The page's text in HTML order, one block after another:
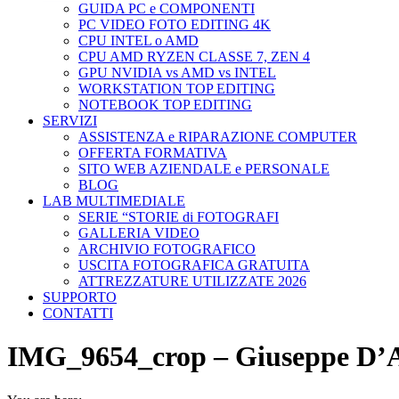
GUIDA PC e COMPONENTI
PC VIDEO FOTO EDITING 4K
CPU INTEL o AMD
CPU AMD RYZEN CLASSE 7, ZEN 4
GPU NVIDIA vs AMD vs INTEL
WORKSTATION TOP EDITING
NOTEBOOK TOP EDITING
SERVIZI
ASSISTENZA e RIPARAZIONE COMPUTER
OFFERTA FORMATIVA
SITO WEB AZIENDALE e PERSONALE
BLOG
LAB MULTIMEDIALE
SERIE “STORIE di FOTOGRAFI
GALLERIA VIDEO
ARCHIVIO FOTOGRAFICO
USCITA FOTOGRAFICA GRATUITA
ATTREZZATURE UTILIZZATE 2026
SUPPORTO
CONTATTI
IMG_9654_crop – Giuseppe